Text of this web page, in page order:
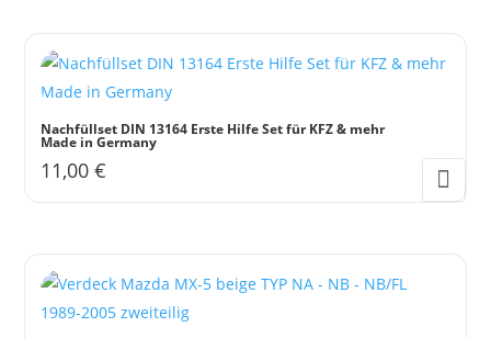
Nachfüllset DIN 13164 Erste Hilfe Set für KFZ & mehr
Made in Germany
11,00€